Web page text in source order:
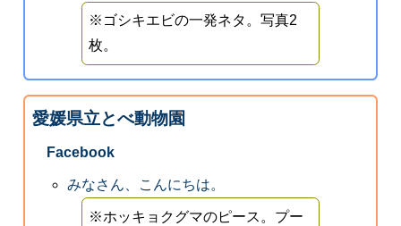
※ゴシキエビの一発ネタ。写真2
枚。
愛媛県立とべ動物園
Facebook
みなさん、こんにちは。
※ホッキョクグマのピース。プー